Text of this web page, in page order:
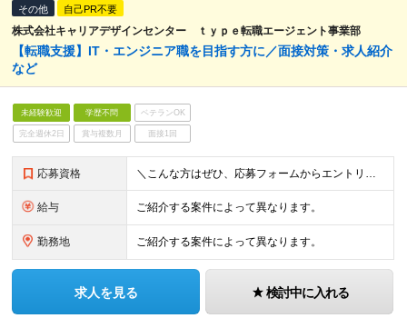
その他 自己PR不要
株式会社キャリアデザインセンター ｔｙｐｅ転職エージェント事業部
【転職支援】IT・エンジニア職を目指す方に／面接対策・求人紹介
など
未経験歓迎 学歴不問 ベテランOK
完全週休2日 賞与複数月 面接1回
応募資格 ＼こんな方はぜひ、応募フォームからエントリーください／ ・面接対策、type転職エージェントサービスに ご興味をお持ちいただける方 ・転職活動の情報収集をされている方 ・転職活動のお悩みをお持ちの
給与 ご紹介する案件によって異なります。
勤務地 ご紹介する案件によって異なります。
求人を見る 検討中に入れる